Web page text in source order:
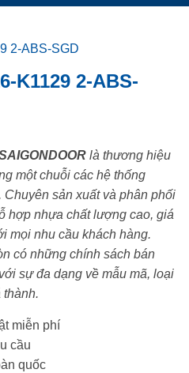
K1129 2-ABS-
là thương hiệu
một chuỗi các hệ thống
. Chuyên sản xuất và phân phối
hợp nhựa chất lượng cao, giá
mọi nhu cầu khách hàng.
có những chính sách bán
sự đa dạng về mẫu mã, loại
thành.
miễn phí
cầu
quốc